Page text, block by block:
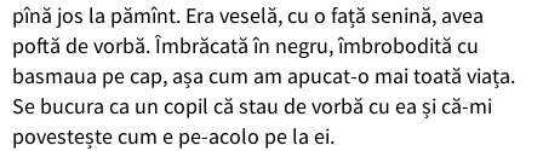
pînă jos la pămînt. Era veselă, cu o față senină, avea
poftă de vorbă.Îmbrăcată în negru, îmbrobodită cu
basmaua pe cap, așa cum am apucat-o mai toată viața.
Se bucura ca un copil că stau de vorbă cu ea și că-mi
povestește cum e pe-acolo pe la ei.